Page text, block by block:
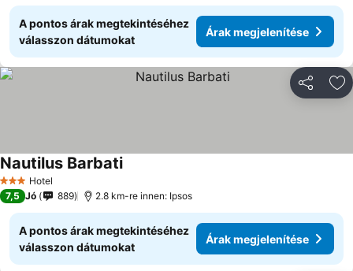
A pontos árak megtekintéséhez
válasszon dátumokat
Árak megjelenítése
3 Kategória
Hotel
Nautilus BarbatiÁrak megjelenítése
7,5 Jó 889 2.8 km-re innen: Ipsos
A pontos árak megtekintéséhez
válasszon dátumokat
Árak megjelenítése